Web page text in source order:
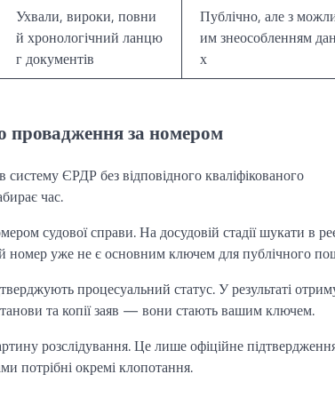
Ухвали, вироки, повни
й хронологічний ланцю
г документів
Публічно, але з
им знеособленням
х
за номером
ЄРДР без відповідного кваліфікованого
час.
судової справи. На досудовій стадії шукати в
номер уже не є основним ключем для публічного
процесуальний статус. У результаті
та копії заяв — вони стають вашим ключем.
розслідування. Це лише офіційне
потрібні окремі клопотання.